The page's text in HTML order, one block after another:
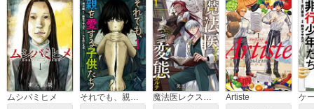
ムシバミヒメ それでも、親を愛する子供たち 魔法医レクスの変態カルテ Artiste